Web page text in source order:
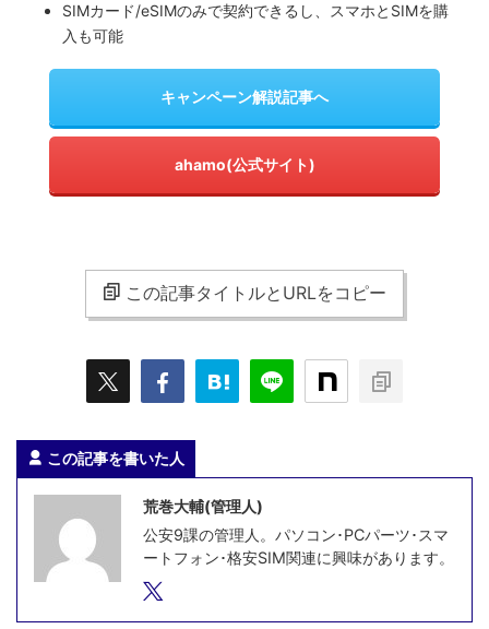
SIMカード/eSIMのみで契約できるし、スマホとSIMを購
入も可能
キャンペーン解説記事へ
ahamo(公式サイト)
この記事タイトルとURLをコピー
この記事を書いた人
荒巻大輔(管理人)
公安9課の管理人。パソコン･PCパーツ･スマ
ートフォン･格安SIM関連に興味があります。